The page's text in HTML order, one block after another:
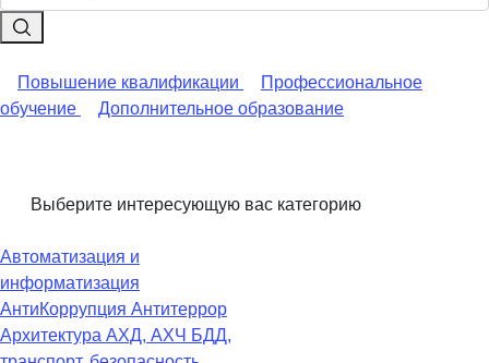
Повышение квалификации
Профессиональное
обучение
Дополнительное образование
Выберите интересующую вас категорию
Автоматизация и
информатизация
АнтиКоррупция Антитеррор
Архитектура АХД, АХЧ БДД,